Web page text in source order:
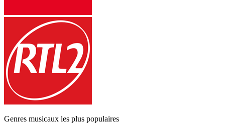
Genres musicaux les plus populaires